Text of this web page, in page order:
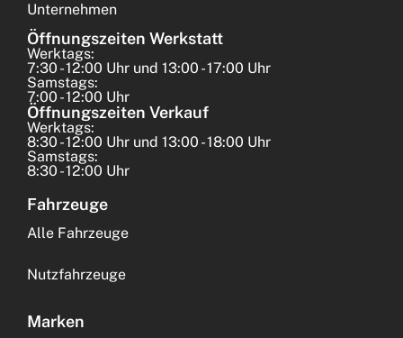
Unternehmen
Öffnungszeiten Werkstatt
Werktags:
7:30 - 12:00 Uhr und 13:00 - 17:00 Uhr
Samstags:
7:00 - 12:00 Uhr
Öffnungszeiten Verkauf
Werktags:
8:30 - 12:00 Uhr und 13:00 - 18:00 Uhr
Samstags:
8:30 - 12:00 Uhr
Fahrzeuge
Alle Fahrzeuge
Nutzfahrzeuge
Marken